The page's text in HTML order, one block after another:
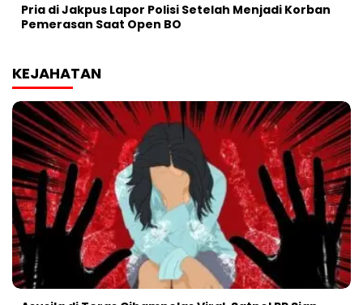
Pria di Jakpus Lapor Polisi Setelah Menjadi Korban
Pemerasan Saat Open BO
KEJAHATAN